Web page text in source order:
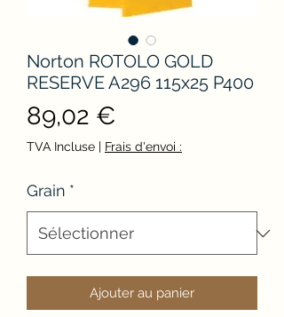
Norton ROTOLO GOLD
RESERVE A296 115x25 P400
89,02 €
TVA Incluse | Frais d'envoi :
Grain *
Ajouter au panier